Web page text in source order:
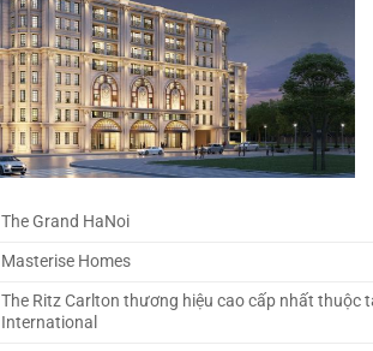
The Grand HaNoi
Masterise Homes
The Ritz Carlton thương hiệu cao cấp nhất thuộc
International